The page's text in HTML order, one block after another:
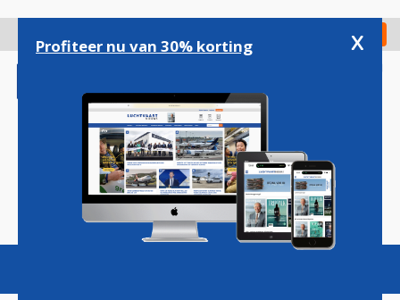
gaan
Check in
Magazine Podcasts Vacatures
Profiteer nu van 30% korting x